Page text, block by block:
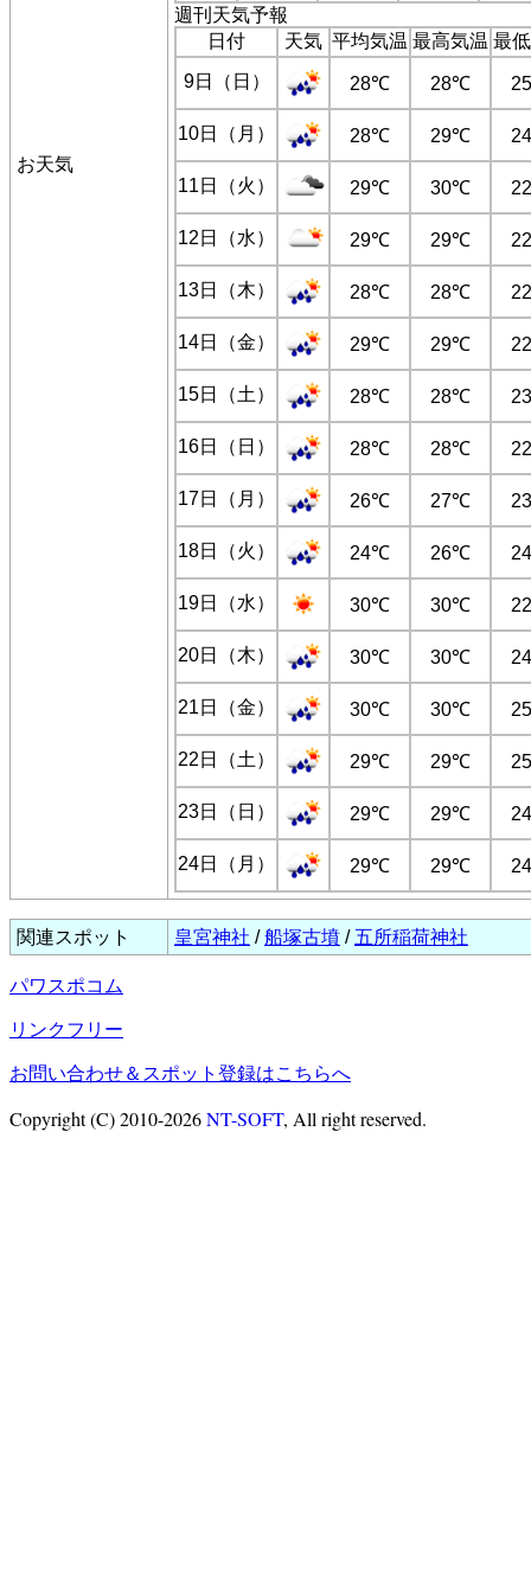
お天気
週刊天気予報
日付
天気 平均気温 最高気温 最
9日（日）
28℃ 28℃
10日（月） 28℃ 29℃
11日（火） 29℃ 30℃
12日（水） 29℃ 29℃
13日（木） 28℃ 28℃
14日（金） 29℃ 29℃
15日（土） 28℃ 28℃
16日（日） 28℃ 28℃
17日（月） 26℃ 27℃
18日（火） 24℃ 26℃
19日（水） 30℃ 30℃
20日（木） 30℃ 30℃
21日（金） 30℃ 30℃
22日（土） 29℃ 29℃
23日（日） 29℃ 29℃
24日（月） 29℃ 29℃
関連スポット 皇宮神社 /船塚古墳 / 五所稲荷神社
パワスポコム
リンクフリー
お問い合わせ＆スポット登録はこちらへ
Copyright (C) 2010-2026NT-SOFT, All right reserved.